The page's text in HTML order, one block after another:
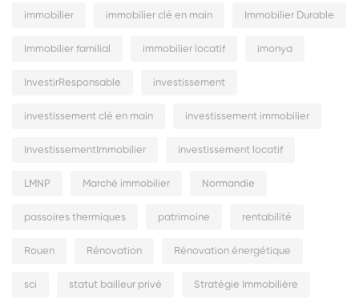
immobilier immobilier clé en main Immobilier Durable
Immobilier familial immobilier locatif imonya
InvestirResponsable investissement
investissement clé en main investissement immobilier
InvestissementImmobilier investissement locatif
LMNP Marché immobilier Normandie
passoires thermiques patrimoine rentabilité
Rouen Rénovation Rénovation énergétique
sci statut bailleur privé Stratégie Immobilière